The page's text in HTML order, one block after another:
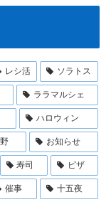
レシ活 ソラトス
ララマルシェ
ハロウィン
お知らせ
寿司 ピザ
催事 十五夜